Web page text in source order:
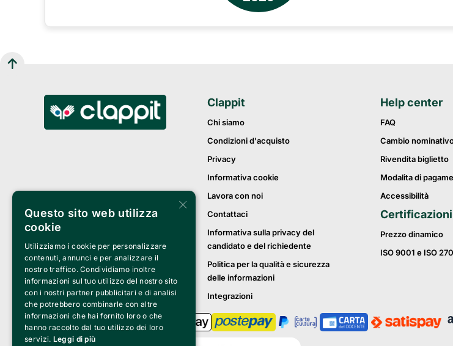
Clappit
Chi siamo
Condizioni d'acquisto
Privacy
Informativa cookie
Lavora con noi
Contattaci
Informativa sulla privacy del
candidato e del richiedente
Politica per la qualità e sicurezza
delle informazioni
Integrazioni
Help center
FAQ
Cambio
Rivendita biglietto
Modalita di
Accessibilità
Certificazioni
Prezzo dinamico
ISO 9001 e ISO
×
Questo sito web utilizza
cookie
Utilizziamo i cookie per personalizzare
contenuti, annunci e per analizzare il
nostro traffico. Condividiamo inoltre
informazioni sul tuo utilizzo del nostro sito
con i nostri partner pubblicitari e di analisi
che potrebbero combinarle con altre
informazioni che hai fornito loro o che
hanno raccolto dal tuo utilizzo dei loro
servizi. Leggi di più